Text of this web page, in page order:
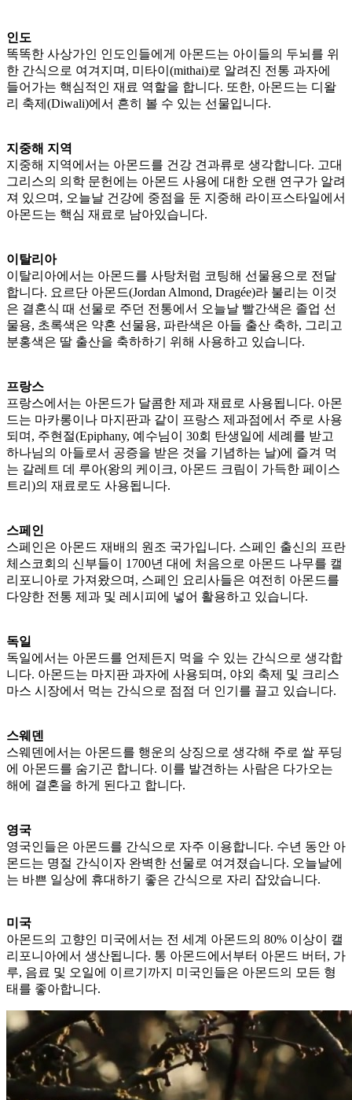
인도
똑똑한 사상가인 인도인들에게 아몬드는 아이들의 두뇌를 위
한 간식으로 여겨지며, 미타이(mithai)로 알려진 전통 과자에
들어가는 핵심적인 재료 역할을 합니다. 또한, 아몬드는 디왈
리 축제(Diwali)에서 흔히 볼 수 있는 선물입니다.
지중해 지역
지중해 지역에서는 아몬드를 건강 견과류로 생각합니다. 고대
그리스의 의학 문헌에는 아몬드 사용에 대한 오랜 연구가 알려
져 있으며, 오늘날 건강에 중점을 둔 지중해 라이프스타일에서
아몬드는 핵심 재료로 남아있습니다.
이탈리아
이탈리아에서는 아몬드를 사탕처럼 코팅해 선물용으로 전달
합니다. 요르단 아몬드(Jordan Almond, Dragée)라 불리는 이것
은 결혼식 때 선물로 주던 전통에서 오늘날 빨간색은 졸업 선
물용, 초록색은 약혼 선물용, 파란색은 아들 출산 축하, 그리고
분홍색은 딸 출산을 축하하기 위해 사용하고 있습니다.
프랑스
프랑스에서는 아몬드가 달콤한 제과 재료로 사용됩니다. 아몬
드는 마카롱이나 마지판과 같이 프랑스 제과점에서 주로 사용
되며, 주현절(Epiphany, 예수님이 30회 탄생일에 세례를 받고
하나님의 아들로서 공증을 받은 것을 기념하는 날)에 즐겨 먹
는 갈레트 데 루아(왕의 케이크, 아몬드 크림이 가득한 페이스
트리)의 재료로도 사용됩니다.
스페인
스페인은 아몬드 재배의 원조 국가입니다. 스페인 출신의 프란
체스코회의 신부들이 1700년 대에 처음으로 아몬드 나무를 캘
리포니아로 가져왔으며, 스페인 요리사들은 여전히 아몬드를
다양한 전통 제과 및 레시피에 넣어 활용하고 있습니다.
독일
독일에서는 아몬드를 언제든지 먹을 수 있는 간식으로 생각합
니다. 아몬드는 마지판 과자에 사용되며, 야외 축제 및 크리스
마스 시장에서 먹는 간식으로 점점 더 인기를 끌고 있습니다.
스웨덴
스웨덴에서는 아몬드를 행운의 상징으로 생각해 주로 쌀 푸딩
에 아몬드를 숨기곤 합니다. 이를 발견하는 사람은 다가오는
해에 결혼을 하게 된다고 합니다.
영국
영국인들은 아몬드를 간식으로 자주 이용합니다. 수년 동안 아
몬드는 명절 간식이자 완벽한 선물로 여겨졌습니다. 오늘날에
는 바쁜 일상에 휴대하기 좋은 간식으로 자리 잡았습니다.
미국
아몬드의 고향인 미국에서는 전 세계 아몬드의 80% 이상이 캘
리포니아에서 생산됩니다. 통 아몬드에서부터 아몬드 버터, 가
루, 음료 및 오일에 이르기까지 미국인들은 아몬드의 모든 형
태를 좋아합니다.